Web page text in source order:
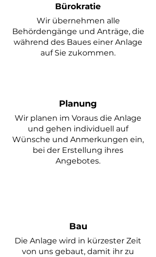
Bürokratie
Wir übernehmen alle
Behördengänge und Anträge, die
während des Baues einer Anlage
auf Sie zukommen.
Planung
Wir planen im Voraus die Anlage
und gehen individuell auf
Wünsche und Anmerkungen ein,
bei der Erstellung ihres
Angebotes.
Bau
Die Anlage wird in kürzester Zeit
von uns gebaut, damit ihr zu